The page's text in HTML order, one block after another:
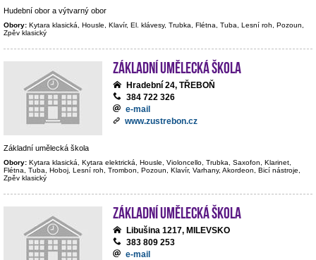
Hudební obor a výtvarný obor
Obory: Kytara klasická, Housle, Klavír, El. klávesy, Trubka, Flétna, Tuba, Lesní roh, Pozoun,
Zpěv klasický
Základní umělecká škola
Hradební 24, TŘEBOŇ
384 722 326
e-mail
www.zustrebon.cz
Základní umělecká škola
Obory: Kytara klasická, Kytara elektrická, Housle, Violoncello, Trubka, Saxofon, Klarinet,
Flétna, Tuba, Hoboj, Lesní roh, Trombon, Pozoun, Klavír, Varhany, Akordeon, Bicí nástroje,
Zpěv klasický
Základní umělecká škola
Libušina 1217, MILEVSKO
383 809 253
e-mail